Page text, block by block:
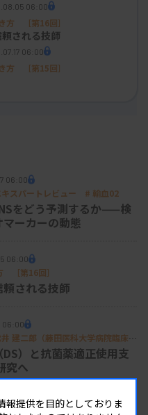
06:00
方 ［第16回］
される技師
06:00
方 ［第15回］
06:00
スパートレビュー # 輸血02
をどう予測するか——検
ーカーの動態
06:00
［第16回］
される技師
06:00
二郎（藤田医科大学病院臨床検
）
）と抗菌薬適正使用支
究へ
06:00
報提供を目的としておりま